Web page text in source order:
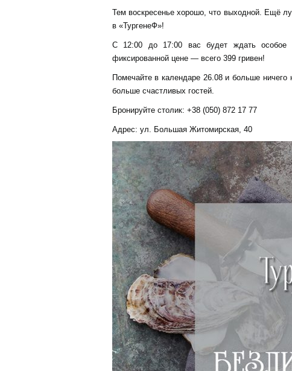
Тем воскресенье хорошо, что выходной. Ещё
в «ТургенеФ»!
С 12:00 до 17:00 вас будет ждать особое
фиксированной цене — всего 399 гривен!
Помечайте в календаре 26.08 и больше
больше счастливых гостей.
Бронируйте столик: +38 (050) 872 17 77
Адрес: ул. Большая Житомирская, 40